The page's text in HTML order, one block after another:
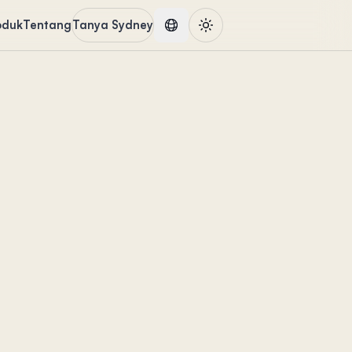
TentangTanya Sydney